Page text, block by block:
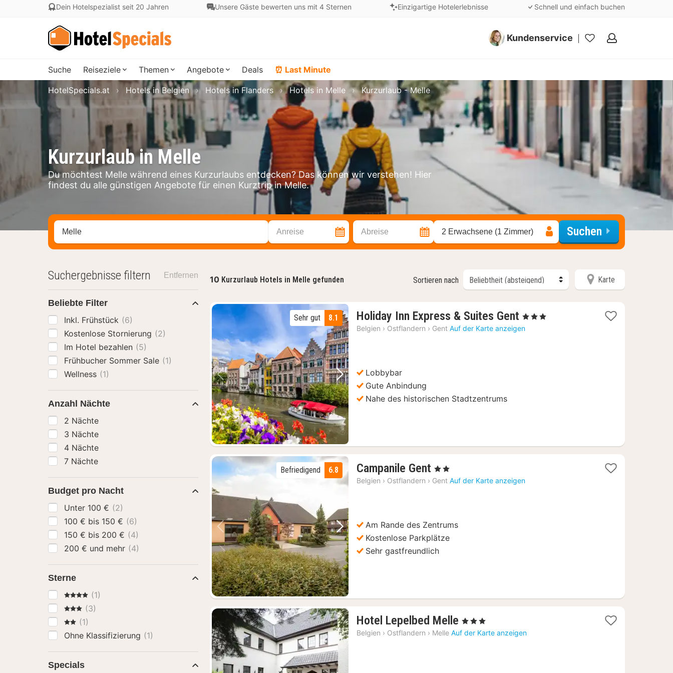
Dein Hotelspezialist seit 20 Jahren Unsere Gäste bewerten uns mit 4 Sternen Einzigartige Hotelerlebnisse Schnell und einfach buchen
Kundenservice
Meine
Suche Reiseziele Themen Angebote Deals ⏰ Last Minute
Kurzurlaub in Melle
Du möchtest Melle während eines Kurzurlaubs entdecken? Das können wir verstehen! Hier
findest du alle günstigen Angebote für einen Kurztrip in Melle.
HotelSpecials.at Hotels in Belgien Hotels in Flanders Hotels in Melle Kurzurlaub - Melle
Stadt, Region oder Hotel suchen Anreise Abreise 2 Erwachsene (1 Zimmer) Suchen
10 Kurzurlaub Hotels in Melle gefunden Sortieren nach Karte
Vorheriges Bild Nächstes Bild
8.1
Sehr gut Holiday Inn Express & Suites Gent 2
Nächte
, 3 Sterne
Belgien › Ostflandern › Gent Auf der Karte anzeigen
Lobbybar
Gute Anbindung
Nahe des historischen Stadtzentrums
Vorheriges Bild Nächstes Bild
6.8
Befriedigend Campanile Gent 1
Nacht
, 2 Sterne
Belgien › Ostflandern › Gent Auf der Karte anzeigen
Am Rande des Zentrums
Kostenlose Parkplätze
Sehr gastfreundlich
Hotel Lepelbed Melle 1
Nacht
, 3 Sterne
Belgien › Ostflandern › Melle Auf der Karte anzeigen
Suchergebnisse filtern Entfernen
Beliebte Filter
Inkl. Frühstück (6)
Kostenlose Stornierung (2)
Im Hotel bezahlen (5)
Frühbucher Sommer Sale (1)
Wellness (1)
Anzahl Nächte
2 Nächte
3 Nächte
4 Nächte
7 Nächte
Budget pro Nacht
Unter 100 € (2)
100 € bis 150 € (6)
150 € bis 200 € (4)
200 € und mehr (4)
Sterne
4 Sterne(1)
3 Sterne
(3)
2 Sterne
(1)
Ohne Klassifizierung (1)
Specials